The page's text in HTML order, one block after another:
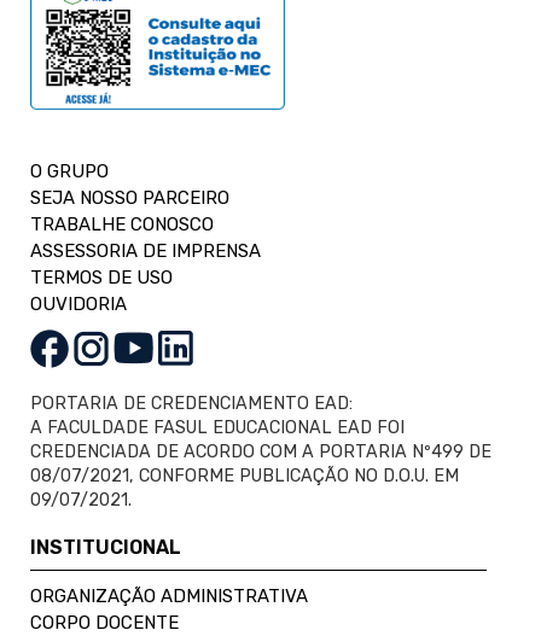
O GRUPO
SEJA NOSSO PARCEIRO
TRABALHE CONOSCO
ASSESSORIA DE IMPRENSA
TERMOS DE USO
OUVIDORIA
PORTARIA DE CREDENCIAMENTO EAD:
A FACULDADE FASUL EDUCACIONAL EAD FOI
CREDENCIADA DE ACORDO COM A PORTARIA Nº499 DE
08/07/2021, CONFORME PUBLICAÇÃO NO D.O.U. EM
09/07/2021.
INSTITUCIONAL
ORGANIZAÇÃO ADMINISTRATIVA
CORPO DOCENTE